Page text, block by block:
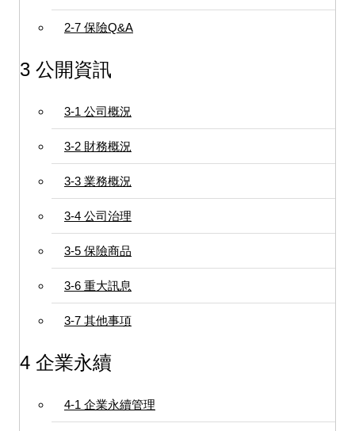
2-7 保險Q&A
3 公開資訊
3-1 公司概況
3-2 財務概況
3-3 業務概況
3-4 公司治理
3-5 保險商品
3-6 重大訊息
3-7 其他事項
4 企業永續
4-1 企業永續管理